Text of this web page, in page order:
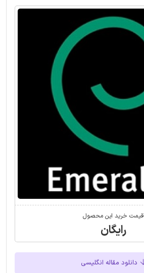
قیمت خرید این محصول
رایگان
دانلود مقاله انگلیسی